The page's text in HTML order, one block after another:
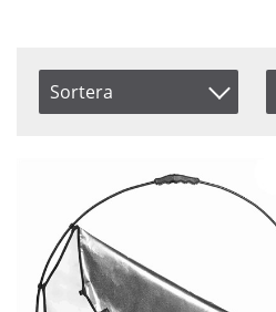
Sortera
Inkl. Moms